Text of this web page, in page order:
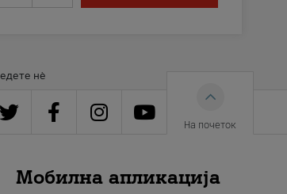
нè
На почеток
Мобилна апликација